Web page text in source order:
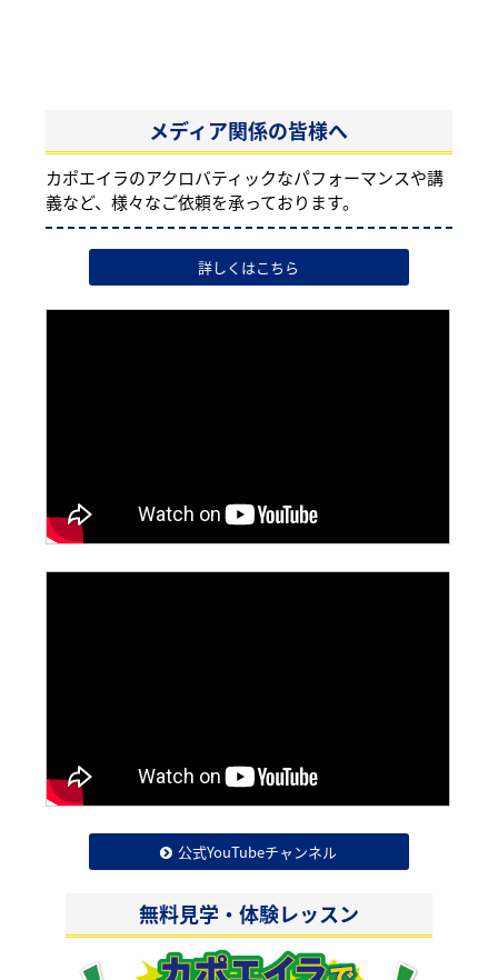
メディア関係の皆様へ
カポエイラのアクロバティックなパフォーマンスや講
義など、様々なご依頼を承っております。
詳しくはこちら
公式YouTubeチャンネル
無料見学・体験レッスン